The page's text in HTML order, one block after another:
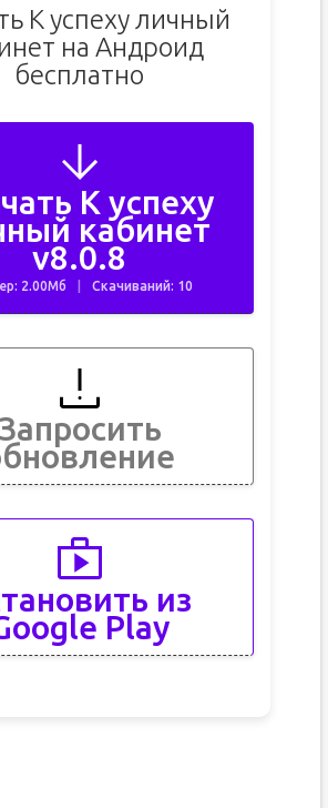
К успеху личный
на Андроид
бесплатно
К успеху
кабинет
v8.0.8
2.00Мб Скачиваний: 10
из
Play